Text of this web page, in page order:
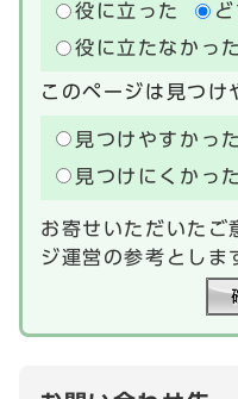
役に立った
役に立たなかった
このページは見つけ
見つけやすかった
見つけにくかった
お寄せいただいたご
ジ運営の参考としま